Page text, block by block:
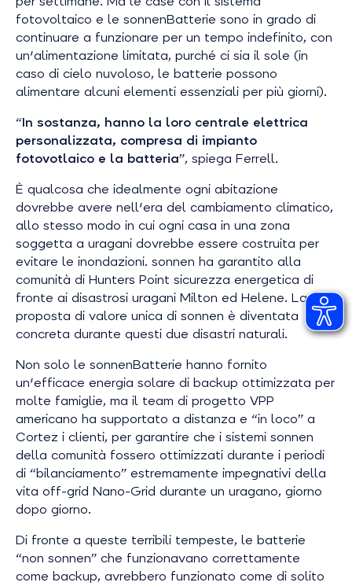
fotovoltaico e le sonnenBatterie sono in grado di
continuare a funzionare per un tempo indefinito, con
un'alimentazione limitata, purché ci sia il sole (in
caso di cielo nuvoloso, le batterie possono
alimentare alcuni elementi essenziali per più giorni).
“In sostanza, hanno la loro centrale elettrica
personalizzata, compresa di impianto
fotovotlaico e la batteria”, spiega Ferrell.
È qualcosa che idealmente ogni abitazione
dovrebbe avere nell'era del cambiamento climatico,
allo stesso modo in cui ogni casa in una zona
soggetta a uragani dovrebbe essere costruita per
evitare le inondazioni. sonnen ha garantito alla
comunità di Hunters Point sicurezza energetica di
fronte ai disastrosi uragani Milton ed Helene. La
proposta di valore unica di sonnen è diventata
concreta durante questi due disastri naturali.
Non solo le sonnenBatterie hanno fornito
un'efficace energia solare di backup ottimizzata per
molte famiglie, ma il team di progetto VPP
americano ha supportato a distanza e “in loco” a
Cortez i clienti, per garantire che i sistemi sonnen
della comunità fossero ottimizzati durante i periodi
di “bilanciamento” estremamente impegnativi della
vita off-grid Nano-Grid durante un uragano, giorno
dopo giorno.
Di fronte a queste terribili tempeste, le batterie
“non sonnen” che funzionavano correttamente
come backup, avrebbero funzionato come di solito